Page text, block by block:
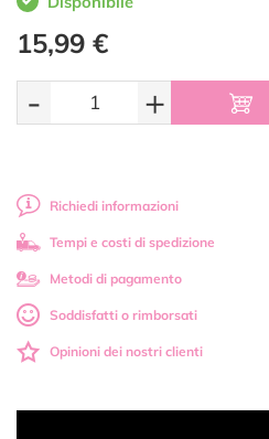
15,99 €
- +
Richiedi informazioni
Tempi e costi di spedizione
Metodi di pagamento
Soddisfatti o rimborsati
Opinioni dei nostri clienti